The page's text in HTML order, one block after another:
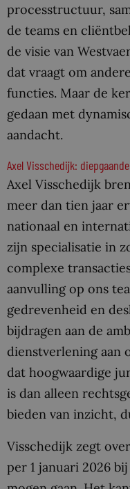
processtructuur,
de teams en
de visie van
dat vraagt om
functies. Maar de
gedaan met
aandacht.
Axel Visschedijk:
Axel Visschedijk
meer dan tien jaar
nationaal en
zijn specialisatie in
complexe
aanvulling op ons
gedrevenheid en
bijdragen aan de
dienstverlening aan
dat hoogwaardige
is dan alleen
bieden van inzicht,
Visschedijk zegt
per 1 januari 2026